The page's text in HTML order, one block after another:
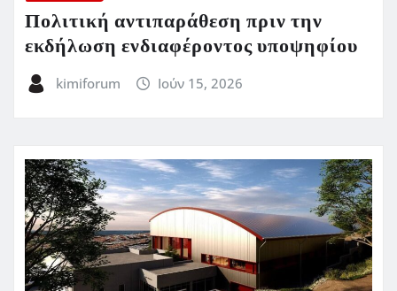
Πολιτική αντιπαράθεση πριν την
εκδήλωση ενδιαφέροντος υποψηφίου
kimiforum Ιούν 15, 2026